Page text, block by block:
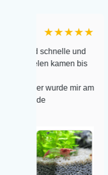
★★★★★
und
kamen bis
wurde mir am
Manuel
Der
hat